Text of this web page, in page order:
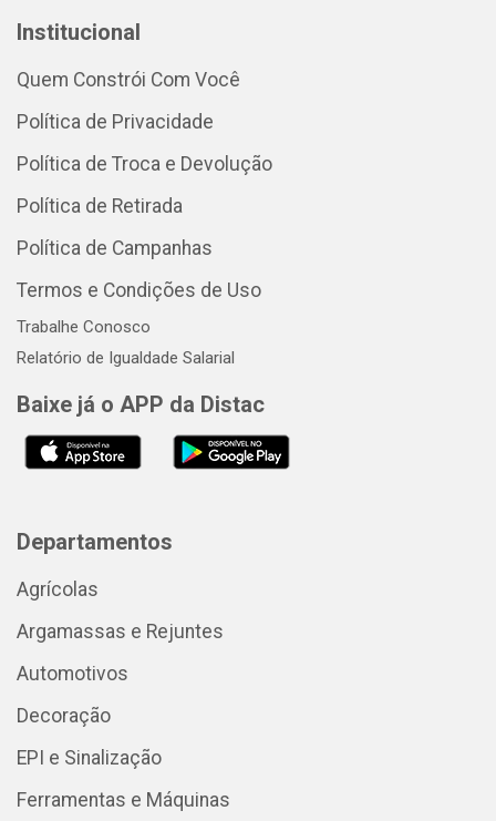
Institucional
Quem Constrói Com Você
Política de Privacidade
Política de Troca e Devolução
Política de Retirada
Política de Campanhas
Termos e Condições de Uso
Trabalhe Conosco
Relatório de Igualdade Salarial
Baixe já o APP da Distac
Departamentos
Agrícolas
Argamassas e Rejuntes
Automotivos
Decoração
EPI e Sinalização
Ferramentas e Máquinas